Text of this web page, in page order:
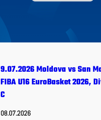
9.07.2026 Moldova vs San
FIBA U16 EuroBasket 2026,
C
08.07.2026